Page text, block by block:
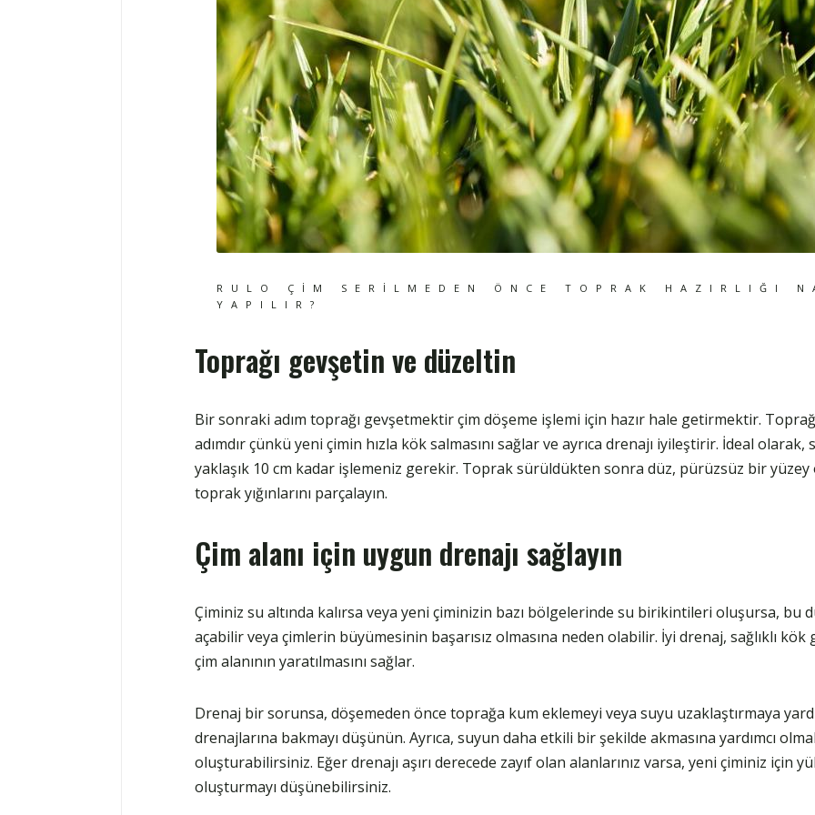
RULO ÇIM SERILMEDEN ÖNCE TOPRAK HAZIRLIĞI
YAPILIR?
Toprağı gevşetin ve düzeltin
Bir sonraki adım toprağı gevşetmektir çim döşeme işlemi için hazır hale getirmektir.
adımdır çünkü yeni çimin hızla kök salmasını sağlar ve ayrıca drenajı iyileştirir. İdeal olarak,
yaklaşık 10 cm kadar işlemeniz gerekir. Toprak sürüldükten sonra düz, pürüzsüz bir
toprak yığınlarını parçalayın.
Çim alanı için uygun drenajı sağlayın
Çiminiz su altında kalırsa veya yeni çiminizin bazı bölgelerinde su birikintileri oluşursa, bu
açabilir veya çimlerin büyümesinin başarısız olmasına neden olabilir. İyi drenaj, sağlıklı
çim alanının yaratılmasını sağlar.
Drenaj bir sorunsa, döşemeden önce toprağa kum eklemeyi veya suyu uzaklaştırmaya
drenajlarına bakmayı düşünün. Ayrıca, suyun daha etkili bir şekilde akmasına yardımcı
oluşturabilirsiniz. Eğer drenajı aşırı derecede zayıf olan alanlarınız varsa, yeni çiminiz için
oluşturmayı düşünebilirsiniz.